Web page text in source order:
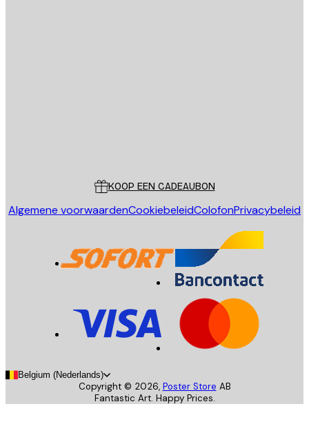
KOOP EEN CADEAUBON
Algemene voorwaardenCookiebeleidColofonPrivacybeleid
Belgium (Nederlands)
Copyright © 2026, Poster Store AB
Fantastic Art. Happy Prices.